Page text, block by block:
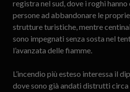
registra nel sud, dove i roghi
persone ad abbandonare le
strutture turistiche, mentre
sono impegnati senza sosta nel
l’avanzata delle fiamme.
L’incendio più esteso interessa il
dove sono già andati distrutti